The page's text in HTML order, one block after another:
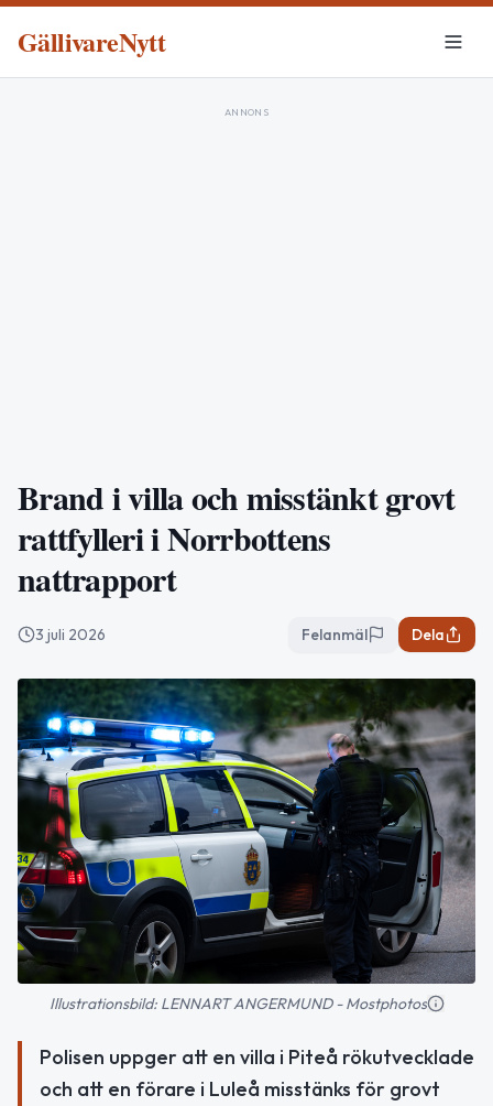
GällivareNytt
ANNONS
Brand i villa och misstänkt grovt
rattfylleri i Norrbottens
nattrapport
3 juli 2026 Felanmäl Dela
Illustrationsbild: LENNART ANGERMUND - Mostphotos
Polisen uppger att en villa i Piteå rökutvecklade
och att en förare i Luleå misstänks för grovt